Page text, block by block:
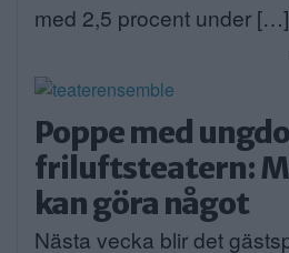
med 2,5 procent under […]
Poppe med
friluftsteatern:
kan göra något
Nästa vecka blir det